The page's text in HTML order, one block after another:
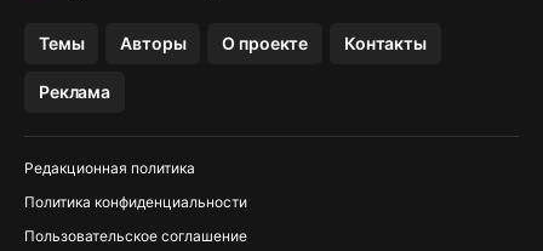
Темы Авторы О проекте Контакты
Реклама
Редакционная политика
Политика конфиденциальности
Пользовательское соглашение